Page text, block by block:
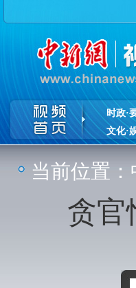
时政·
文化·
当前位置：
贪官